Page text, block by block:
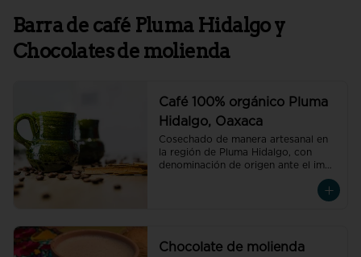
Barra de café Pluma Hidalgo y
Chocolates de molienda
Café 100% orgánico Pluma
Hidalgo, Oaxaca
Cosechado de manera artesanal en
la región de Pluma Hidalgo, con
denominación de origen ante el impi,
Chocolate de molienda